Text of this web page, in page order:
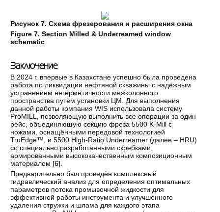
Рисунок 7. Схема фрезерования и расширения окна
Figure 7. Section Milled & Underreamed window
schematic
Заключение
В 2024 г. впервые в Казахстане успешно была проведена
работа по ликвидации нефтяной скважины с надёжным
устранением негерметичности межколонного
пространства путём установки ЦМ. Для выполнения
данной работы компания WIS использовала систему
ProMILL, позволяющую выполнить все операции за один
рейс, объединяющую секцию фреза 5500 K-Mill с
ножами, оснащёнными передовой технологией
TruEdge™, и 5500 High-Ratio Underreamer (далее – HRU)
со специально разработанными скребками,
армированными высококачественным композиционным
материалом [6].
Предварительно был проведён комплексный
гидравлический анализ для определения оптимальных
параметров потока промывочной жидкости для
эффективной работы инструмента и улучшенного
удаления стружки и шлама для каждого этапа